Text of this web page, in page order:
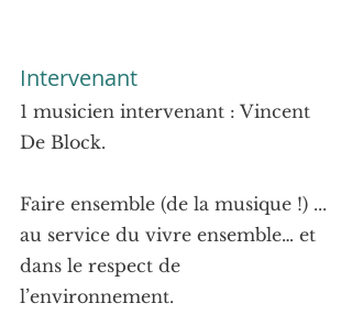
Intervenant
1 musicien intervenant : Vincent
De Block.
Faire ensemble (de la musique !) ...
au service du vivre ensemble… et
dans le respect de
l’environnement.